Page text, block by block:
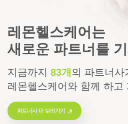
레몬헬스케어는
새로운 파트너를
지금까지 83개 의 파트너사
레몬헬스케어와 함께 하고
파트너사 더 보러가기